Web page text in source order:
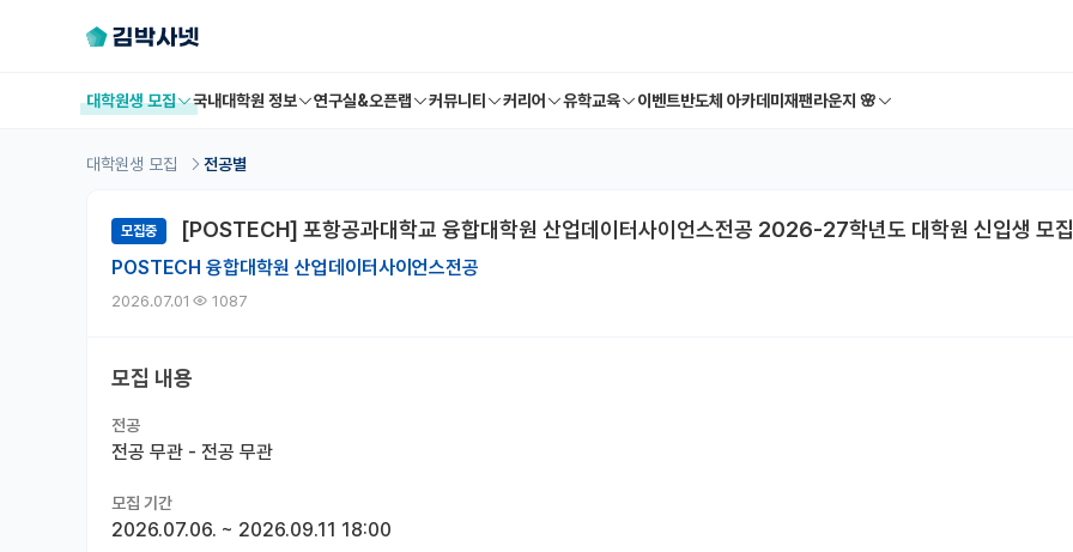
대학원생 모집 국내대학원 정보 연구실&오픈랩 커뮤니티 커리어 유학교육 이벤트반도체 아카데미 재팬라운지 🌸
대학원생 모집 전공별
모집중 [POSTECH] 포항공과대학교 융합대학원 산업데이터사이언스전공 2026-27학년도 대학원 신입생 모집
POSTECH 융합대학원 산업데이터사이언스전공
2026.07.01 1087
모집 내용
전공
전공 무관 - 전공 무관
모집 기간
2026.07.06. ~ 2026.09.11 18:00